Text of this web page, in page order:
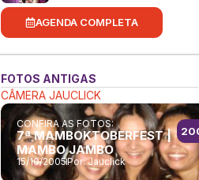
AGENDA COMPLETA
FOTOS ANTIGAS
CÂMERA JAUCLICK
CONFIRA AS FOTOS:
7ª MAMBOKTOBERFEST |
MAMBO JAMBO
15/10/2005Por:Jauclick